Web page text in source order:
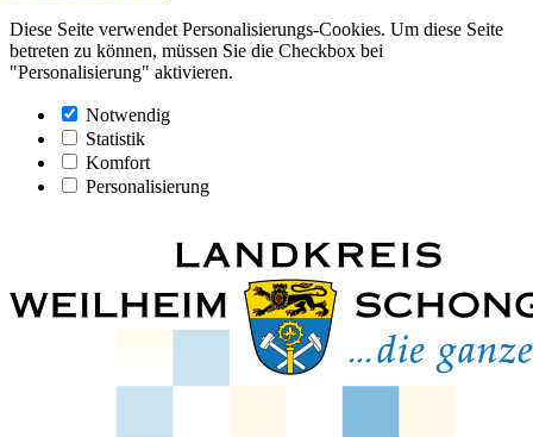
Diese Seite verwendet Personalisierungs-Cookies. Um diese Seite
betreten zu können, müssen Sie die Checkbox bei
"Personalisierung" aktivieren.
Notwendig
Statistik
Komfort
Personalisierung